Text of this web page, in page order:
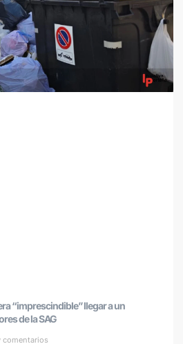
“imprescindible” llegar a un
de la SAG
comentarios